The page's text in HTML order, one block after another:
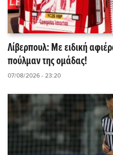
Λίβερπουλ: Με ειδική
πούλμαν της ομάδας!
07/08/2026 - 23:20